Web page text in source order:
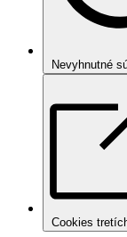
Nevyhnutné
Cookies